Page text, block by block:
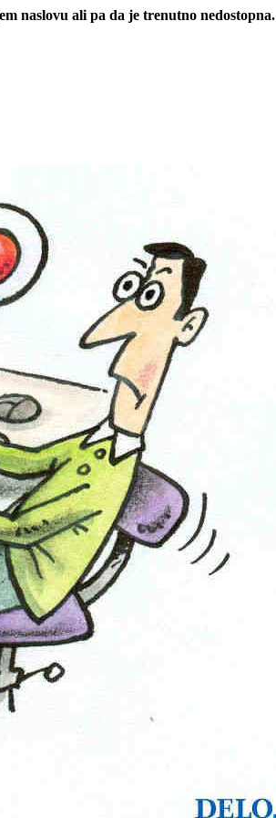
naslovu ali pa da je trenutno nedostopna.